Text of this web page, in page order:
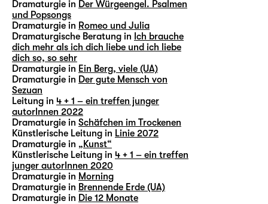
Dramaturgie in Der Würgeengel. Psalmen
und Popsongs
Dramaturgie in Romeo und Julia
Dramaturgische Beratung in Ich brauche
dich mehr als ich dich liebe und ich liebe
dich so, so sehr
Dramaturgie in Ein Berg, viele (UA)
Dramaturgie in Der gute Mensch von
Sezuan
Leitung in 4 + 1 – ein treffen junger
autorInnen 2022
Dramaturgie in Schäfchen im Trockenen
Künstlerische Leitung in Linie 2072
Dramaturgie in „Kunst“
Künstlerische Leitung in 4 + 1 – ein treffen
junger autorInnen 2020
Dramaturgie in Morning
Dramaturgie in Brennende Erde (UA)
Dramaturgie in Die 12 Monate